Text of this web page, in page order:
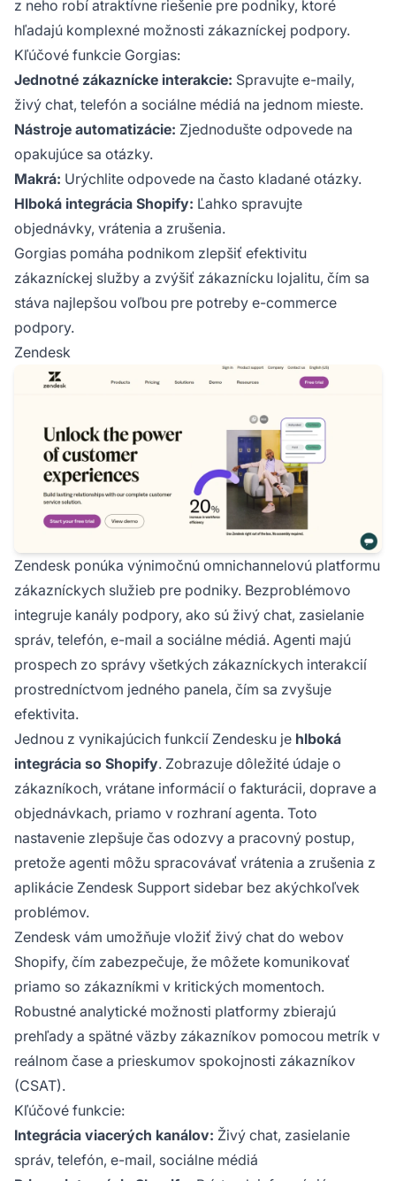
z neho robí atraktívne riešenie pre podniky, ktoré
hľadajú komplexné možnosti zákazníckej podpory.
Kľúčové funkcie Gorgias:
Jednotné zákaznícke interakcie: Spravujte e-maily,
živý chat, telefón a sociálne médiá na jednom mieste.
Nástroje automatizácie: Zjednodušte odpovede na
opakujúce sa otázky.
Makrá: Urýchlite odpovede na často kladané otázky.
Hlboká integrácia Shopify: Ľahko spravujte
objednávky, vrátenia a zrušenia.
Gorgias pomáha podnikom zlepšiť efektivitu
zákazníckej služby a zvýšiť zákaznícku lojalitu, čím sa
stáva najlepšou voľbou pre potreby e-commerce
podpory.
Zendesk
Zendesk ponúka výnimočnú omnichannelovú platformu
zákazníckych služieb pre podniky. Bezproblémovo
integruje kanály podpory, ako sú živý chat, zasielanie
správ, telefón, e-mail a sociálne médiá. Agenti majú
prospech zo správy všetkých zákazníckych interakcií
prostredníctvom jedného panela, čím sa zvyšuje
efektivita.
Jednou z vynikajúcich funkcií Zendesku je hlboká
integrácia so Shopify. Zobrazuje dôležité údaje o
zákazníkoch, vrátane informácií o fakturácii, doprave a
objednávkach, priamo v rozhraní agenta. Toto
nastavenie zlepšuje čas odozvy a pracovný postup,
pretože agenti môžu spracovávať vrátenia a zrušenia z
aplikácie Zendesk Support sidebar bez akýchkoľvek
problémov.
Zendesk vám umožňuje vložiť živý chat do webov
Shopify, čím zabezpečuje, že môžete komunikovať
priamo so zákazníkmi v kritických momentoch.
Robustné analytické možnosti platformy zbierajú
prehľady a spätné väzby zákazníkov pomocou metrík v
reálnom čase a prieskumov spokojnosti zákazníkov
(CSAT).
Kľúčové funkcie:
Integrácia viacerých kanálov: Živý chat, zasielanie
správ, telefón, e-mail, sociálne médiá